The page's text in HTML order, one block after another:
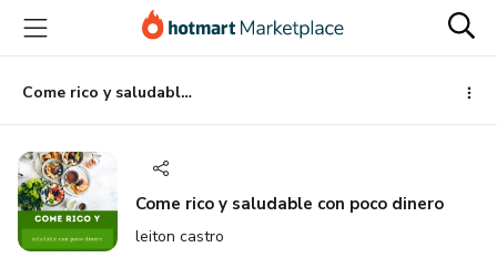
principal
página
de
página
Come rico y saludable con poco dinero
Come rico y saludable con poco dinero
leiton castro